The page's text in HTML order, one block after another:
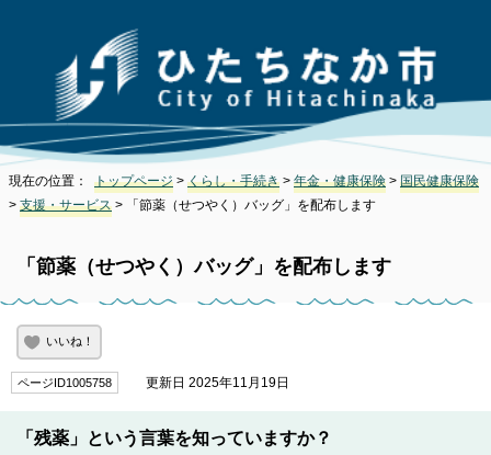
現在の位置： トップページ > くらし・手続き > 年金・健康保険 > 国民健康保険
> 支援・サービス > 「節薬（せつやく）バッグ」を配布します
「節薬（せつやく）バッグ」を配布します
いいね！
ページID1005758 更新日 2025年11月19日
「残薬」という言葉を知っていますか？